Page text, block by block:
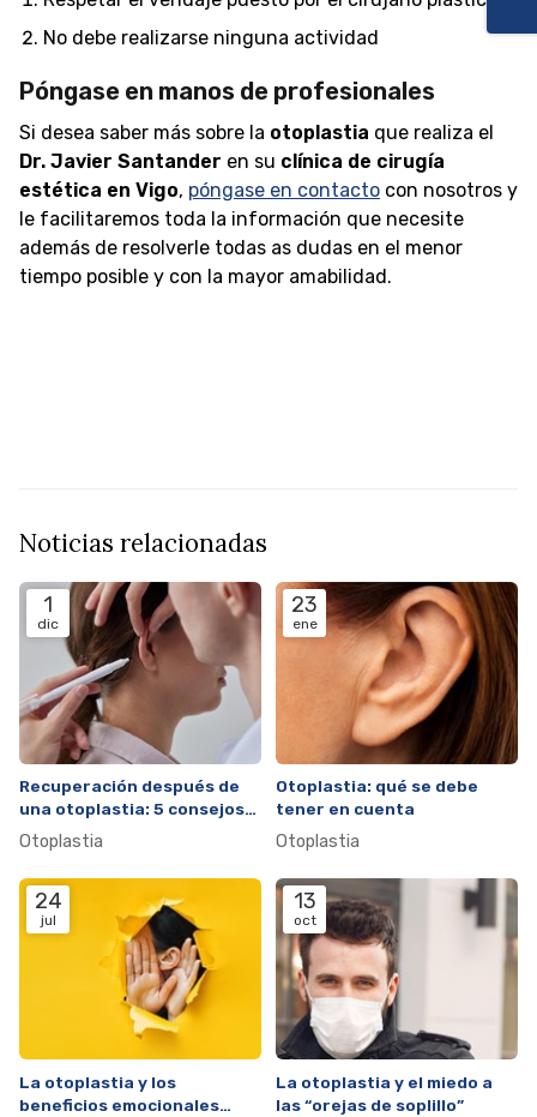
No debe realizarse ninguna actividad
Póngase en manos de profesionales
Si desea saber más sobre la otoplastia que realiza el
Dr. Javier Santander en su clínica de cirugía
estética en Vigo, póngase en contacto con nosotros y
le facilitaremos toda la información que necesite
además de resolverle todas as dudas en el menor
tiempo posible y con la mayor amabilidad.
Noticias relacionadas
1
dic
Recuperación después de
una otoplastia: 5 consejos
prácticos
Otoplastia
23
ene
Otoplastia: qué se debe
tener en cuenta
Otoplastia
24
jul
La otoplastia y los
beneficios emocionales
13
oct
La otoplastia y el miedo a
las “orejas de soplillo”